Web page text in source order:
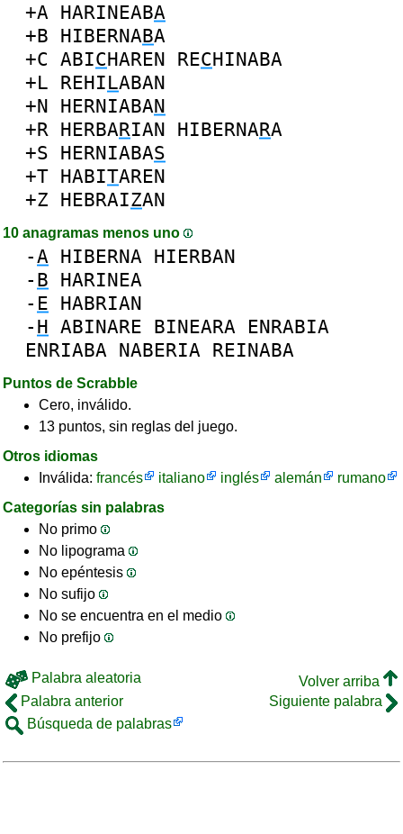
+A HARINEABA
+B HIBERNABA
+C ABICHAREN RECHINABA
+L REHILABAN
+N HERNIABAN
+R HERBARIAN HIBERNARA
+S HERNIABAS
+T HABITAREN
+Z HEBRAIZAN
10 anagramas menos uno
-A HIBERNA HIERBAN
- B HARINEA
- E HABRIAN
- H ABINARE BINEARA ENRABIA
ENRIABA NABERIA REINABA
Puntos de Scrabble
Cero, inválido.
13 puntos, sin reglas del juego.
Otros idiomas
Inválida: francés italiano inglés alemán
rumano
Categorías sin palabras
No primo
No lipograma
No epéntesis
No sufijo
No se encuentra en el medio
No prefijo
Palabra aleatoria
Volver arriba
Palabra anterior
Siguiente palabra
Búsqueda de palabras